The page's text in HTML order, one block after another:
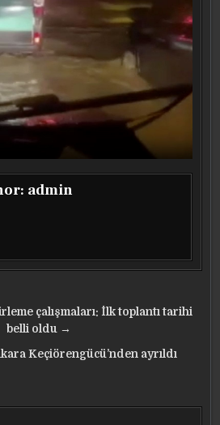
admin
çalışmaları: İlk toplantı tarihi
belli oldu →
Keçiörengücü’nden ayrıldı